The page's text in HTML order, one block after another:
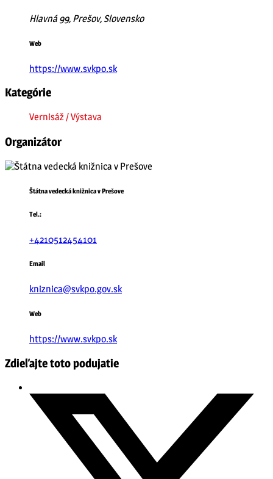
Hlavná 99, Prešov, Slovensko
Web
https://www.svkpo.sk
Kategórie
Vernisáž / Výstava
Organizátor
Štátna vedecká knižnica v Prešove
Tel.:
+4210512454101
Email
kniznica@svkpo.gov.sk
Web
https://www.svkpo.sk
Zdieľajte toto podujatie